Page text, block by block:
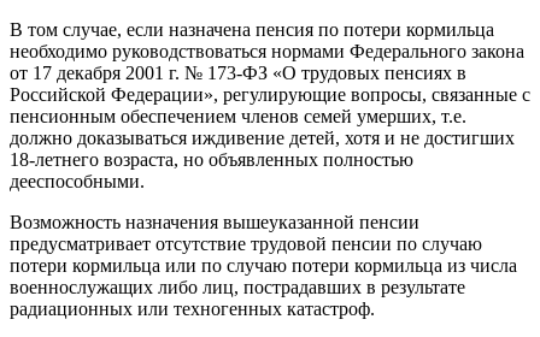
В том случае, если назначена пенсия по потери кормильца
необходимо руководствоваться нормами Федерального закона
от 17 декабря 2001 г. № 173-ФЗ «О трудовых пенсиях в
Российской Федерации», регулирующие вопросы, связанные с
пенсионным обеспечением членов семей умерших, т.е.
должно доказываться иждивение детей, хотя и не достигших
18-летнего возраста, но объявленных полностью
дееспособными.
Возможность назначения вышеуказанной пенсии
предусматривает отсутствие трудовой пенсии по случаю
потери кормильца или по случаю потери кормильца из числа
военнослужащих либо лиц, пострадавших в результате
радиационных или техногенных катастроф.